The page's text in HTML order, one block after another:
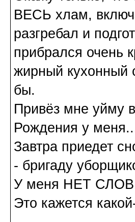
ВЕСЬ хлам,
разгребал и
прибрался очень
жирный кухонный
бы.
Привёз мне уйму
Рождения у
Завтра приедет
- бригаду
У меня НЕТ
Это кажется